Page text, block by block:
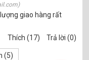
giao hàng rất
Thích (17)
Trả lời (0)
(5)